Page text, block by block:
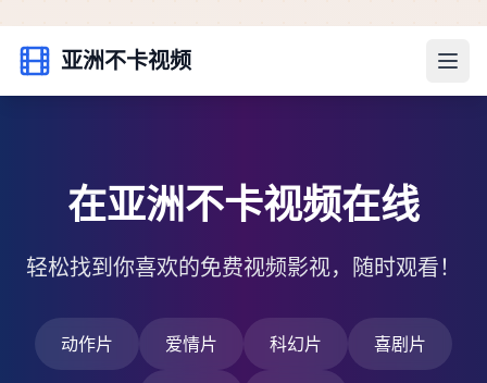
亚洲不卡视频
在亚洲不卡视频在线
轻松找到你喜欢的免费视频影视，随时观看！
动作片 爱情片 科幻片 喜剧片